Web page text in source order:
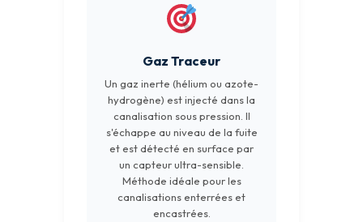
Gaz Traceur
Un gaz inerte (hélium ou azote-
hydrogène) est injecté dans la
canalisation sous pression. Il
s'échappe au niveau de la fuite
et est détecté en surface par
un capteur ultra-sensible.
Méthode idéale pour les
canalisations enterrées et
encastrées.